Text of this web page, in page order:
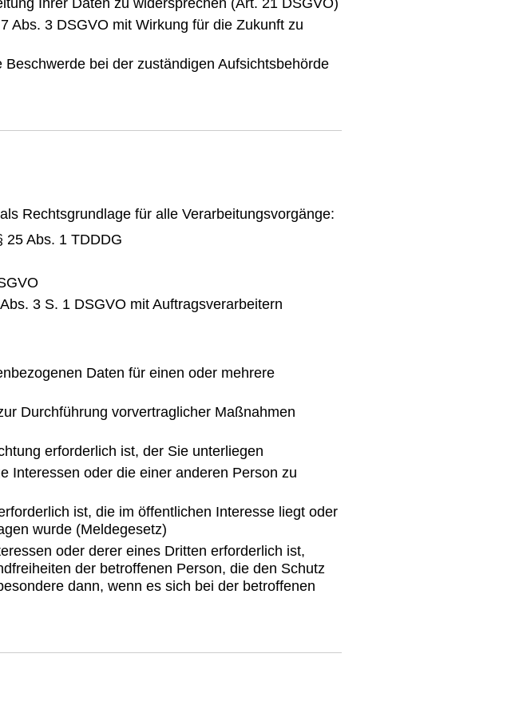
Abs. 3 DSGVO mit Wirkung für die Zukunft zu
bei der zuständigen Aufsichtsbehörde
Rechtsgrundlage für alle Verarbeitungsvorgänge:
25 Abs. 1 TDDDG
3 S. 1 DSGVO mit Auftragsverarbeitern
Daten für einen oder mehrere
Durchführung vorvertraglicher Maßnahmen
erforderlich ist, der Sie unterliegen
Interessen oder die einer anderen Person zu
ist, die im öffentlichen Interesse liegt oder
wurde (Meldegesetz)
oder derer eines Dritten erforderlich ist,
der betroffenen Person, die den Schutz
dann, wenn es sich bei der betroffenen